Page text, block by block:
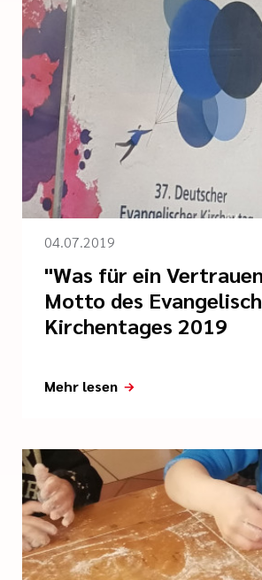
04.07.2019
"Was für ein
Motto des
Kirchentages 2019
Mehr lesen